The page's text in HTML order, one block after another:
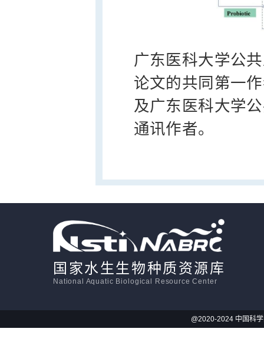
广东医科大学公
论文的共同第一
及广东医科大学
通讯作者。
国家水生生物种质资源库
National Aquatic Biological Resource Center
@2020-2024 中国科